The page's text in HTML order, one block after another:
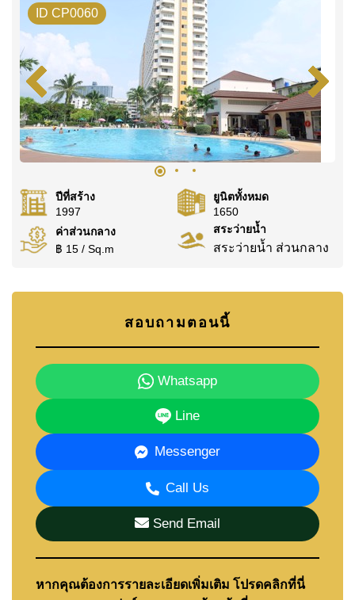
ติดต่อ Cornerstone Real Estate โทร +6638411250
หรือ อีเมล info@cornerstone.co.th
WhatsApp ของสำนักงาน: +66807945904
และ LINE:
@cornerstonepattaya
ID CP0060
ปีที่สร้าง
1997
ยูนิตทั้งหมด
1650
ค่าส่วนกลาง
฿ 15 / Sq.m
สระว่ายน้ำ
สระว่ายน้ำ ส่วนกลาง
สอบถามตอนนี้
Whatsapp
Line
Messenger
Call Us
Send Email
หากคุณต้องการรายละเอียดเพิ่มเติม โปรดคลิกที่นี่